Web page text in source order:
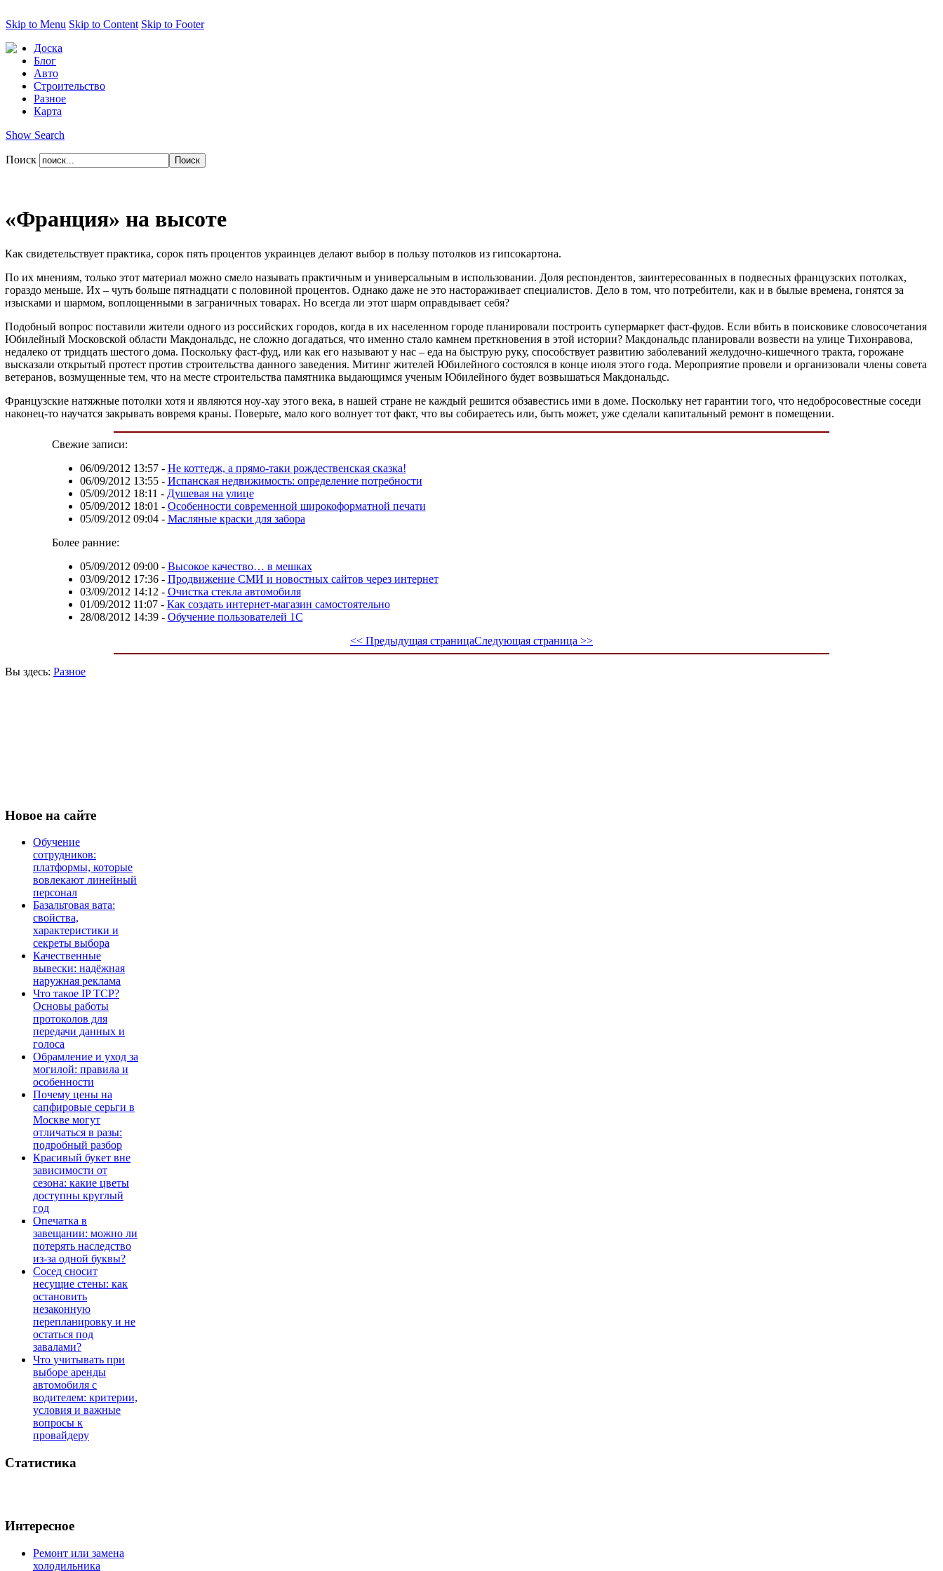
Skip to Menu Skip to Content Skip to Footer
Доска
Блог
Авто
Строительство
Разное
Карта
Show Search
Поиск
«Франция» на высоте
Как свидетельствует практика, сорок пять процентов украинцев делают выбор в пользу потолков из гипсокартона.
По их мнениям, только этот материал можно смело называть практичным и универсальным в использовании. Доля респондентов, заинтересованных в подвесных французских потолках,
гораздо меньше. Их – чуть больше пятнадцати с половиной процентов. Однако даже не это настораживает специалистов. Дело в том, что потребители, как и в былые времена, гонятся за
изысками и шармом, воплощенными в заграничных товарах. Но всегда ли этот шарм оправдывает себя?
Подобный вопрос поставили жители одного из российских городов, когда в их населенном городе планировали построить супермаркет фаст-фудов. Если вбить в поисковике словосочетания
Юбилейный Московской области Макдональдс, не сложно догадаться, что именно стало камнем преткновения в этой истории? Макдональдс планировали возвести на улице Тихонравова,
недалеко от тридцать шестого дома. Поскольку фаст-фуд, или как его называют у нас – еда на быструю руку, способствует развитию заболеваний желудочно-кишечного тракта, горожане
высказали открытый протест против строительства данного заведения. Митинг жителей Юбилейного состоялся в конце июля этого года. Мероприятие провели и организовали члены совета
ветеранов, возмущенные тем, что на месте строительства памятника выдающимся ученым Юбилейного будет возвышаться Макдональдс.
Французские натяжные потолки хотя и являются ноу-хау этого века, в нашей стране не каждый решится обзавестись ими в доме. Поскольку нет гарантии того, что недобросовестные соседи
наконец-то научатся закрывать вовремя краны. Поверьте, мало кого волнует тот факт, что вы собираетесь или, быть может, уже сделали капитальный ремонт в помещении.
Свежие записи:
06/09/2012 13:57- Не коттедж, а прямо-таки рождественская сказка!
06/09/2012 13:55- Испанская недвижимость: определение потребности
05/09/2012 18:11 - Душевая на улице
05/09/2012 18:01 - Особенности современной широкоформатной печати
05/09/2012 09:04- Масляные краски для забора
Более ранние:
05/09/2012 09:00- Высокое качество… в мешках
03/09/2012 17:36- Продвижение СМИ и новостных сайтов через интернет
03/09/2012 14:12 - Очистка стекла автомобиля
01/09/2012 11:07- Как создать интернет-магазин самостоятельно
28/08/2012 14:39- Обучение пользователей 1С
<< Предыдущая страницаСледующая страница >>
Вы здесь: Разное
Новое на сайте
Обучение
сотрудников:
платформы, которые
вовлекают линейный
персонал
Базальтовая вата:
свойства,
характеристики и
секреты выбора
Качественные
вывески: надёжная
наружная реклама
Что такое IP TCP?
Основы работы
протоколов для
передачи данных и
голоса
Обрамление и уход за
могилой: правила и
особенности
Почему цены на
сапфировые серьги в
Москве могут
отличаться в разы:
подробный разбор
Красивый букет вне
зависимости от
сезона: какие цветы
доступны круглый
год
Опечатка в
завещании: можно ли
потерять наследство
из-за одной буквы?
Сосед сносит
несущие стены: как
остановить
незаконную
перепланировку и не
остаться под
завалами?
Что учитывать при
выборе аренды
автомобиля с
водителем: критерии,
условия и важные
вопросы к
провайдеру
Статистика
Интересное
Ремонт или замена
холодильника